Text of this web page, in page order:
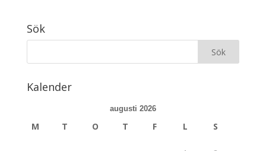
Sök
Kalender
augusti 2026
M T O T F L S